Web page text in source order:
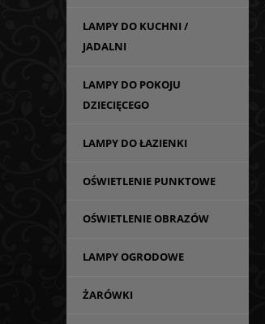
LAMPY DO KUCHNI /
JADALNI
LAMPY DO POKOJU
DZIECIĘCEGO
LAMPY DO ŁAZIENKI
OŚWIETLENIE PUNKTOWE
OŚWIETLENIE OBRAZÓW
LAMPY OGRODOWE
ŻARÓWKI